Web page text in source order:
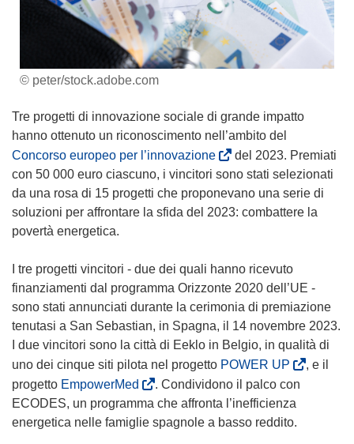
© peter/stock.adobe.com
Tre progetti di innovazione sociale di grande impatto
hanno ottenuto un riconoscimento nell’ambito del
Concorso europeo per l’innovazione(
s
i
a
e
i
n
u
n
a
n
u
o
del 2023. Premiati
con 50 000 euro ciascuno, i vincitori sono stati selezionati
da una rosa di 15 progetti che proponevano una serie di
soluzioni per affrontare la sfida del 2023: combattere la
povertà energetica.
I tre progetti vincitori - due dei quali hanno ricevuto
finanziamenti dal programma Orizzonte 2020 dell’UE -
sono stati annunciati durante la cerimonia di premiazione
tenutasi a San Sebastian, in Spagna, il 14 novembre 2023.
I due vincitori sono la città di Eeklo in Belgio, in qualità di
uno dei cinque siti pilota nel progetto POWER UP
s
i
a
, e il
progetto EmpowerMed
s
i
. Condividono il palco con
ECODES, un programma che affronta l’inefficienza
energetica nelle famiglie spagnole a basso reddito.